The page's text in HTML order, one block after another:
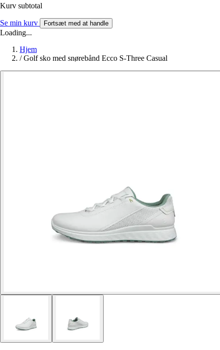
Kurv subtotal
Se min kurv Fortsæt med at handle
Loading...
Hjem
/ Golf sko med snørebånd Ecco S-Three Casual